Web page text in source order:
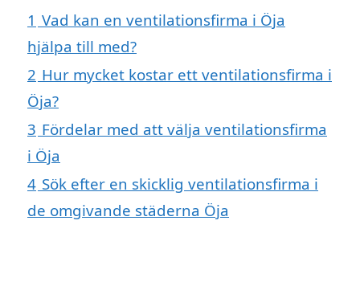
1 Vad kan en ventilationsfirma i Öja
hjälpa till med?
2 Hur mycket kostar ett ventilationsfirma i
Öja?
3 Fördelar med att välja ventilationsfirma
i Öja
4 Sök efter en skicklig ventilationsfirma i
de omgivande städerna Öja